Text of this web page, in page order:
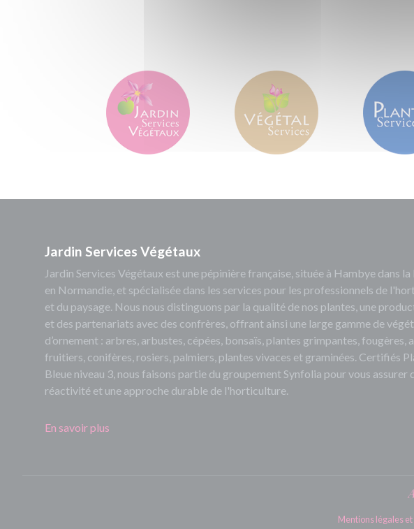
Jardin Services Végétaux
Jardin Services Végétaux est une pépinière française, située à Hambye dans
en Normandie, et spécialisée dans les services pour les professionnels de
et du paysage. Nous nous distinguons par la qualité de nos plantes, une
et des partenariats avec des confrères, offrant ainsi une large gamme de
d’ornement : arbres, arbustes, cépées, bonsaïs, plantes grimpantes, fougères,
fruitiers, conifères, rosiers, palmiers, plantes vivaces et graminées. Certifiés
Bleue niveau 3, nous faisons partie du groupement Synfolia pour vous assurer
réactivité et une approche durable de l'horticulture.
En savoir plus
Mentions légales